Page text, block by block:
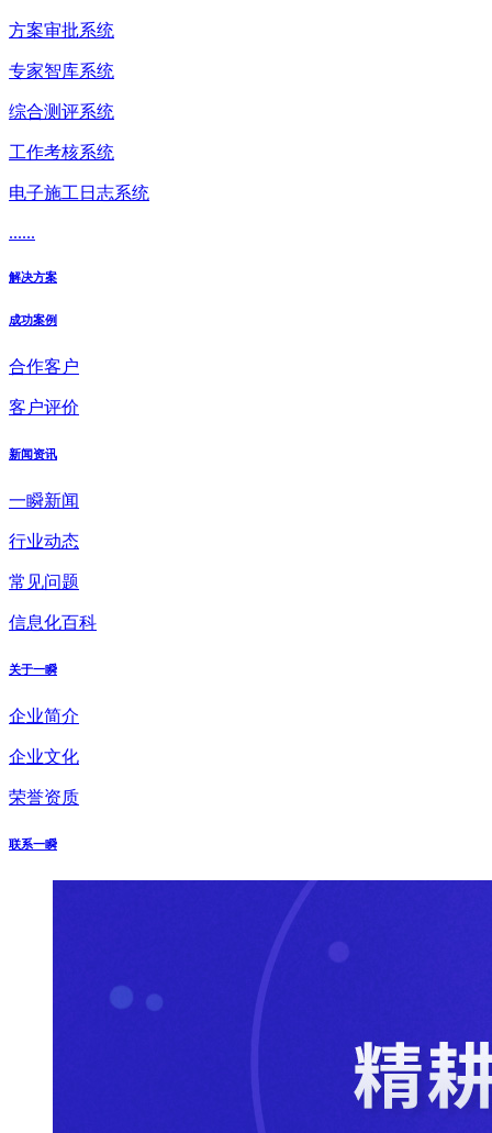
方案审批系统
专家智库系统
综合测评系统
工作考核系统
电子施工日志系统
......
解决方案
成功案例
合作客户
客户评价
新闻资讯
一瞬新闻
行业动态
常见问题
信息化百科
关于一瞬
企业简介
企业文化
荣誉资质
联系一瞬